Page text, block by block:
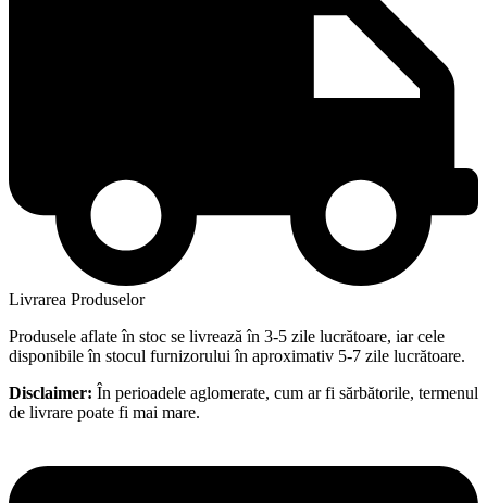
Livrarea Produselor
Produsele aflate în stoc se livrează în 3-5 zile lucrătoare, iar cele
disponibile în stocul furnizorului în aproximativ 5-7 zile lucrătoare.
Disclaimer: În perioadele aglomerate, cum ar fi sărbătorile, termenul
de livrare poate fi mai mare.